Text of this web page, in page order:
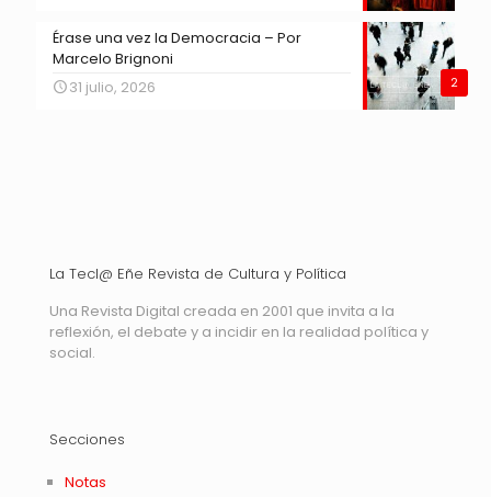
2
Érase una vez la Democracia – Por
Marcelo Brignoni
31 julio, 2026
La Tecl@ Eñe Revista de Cultura y Política
Una Revista Digital creada en 2001 que invita a la
reflexión, el debate y a incidir en la realidad política y
social.
Secciones
Notas